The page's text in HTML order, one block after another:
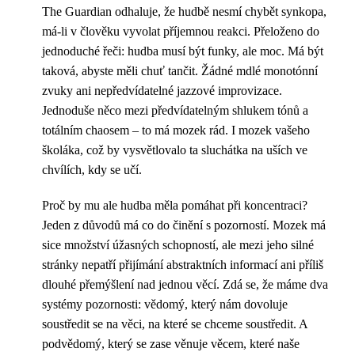
The Guardian odhaluje, že hudbě nesmí chybět synkopa,
má-li v člověku vyvolat příjemnou reakci. Přeloženo do
jednoduché řeči: hudba musí být funky, ale moc. Má být
taková, abyste měli chuť tančit. Žádné mdlé monotónní
zvuky ani nepředvídatelné jazzové improvizace.
Jednoduše něco mezi předvídatelným shlukem tónů a
totálním chaosem – to má mozek rád. I mozek vašeho
školáka, což by vysvětlovalo ta sluchátka na uších ve
chvílích, kdy se učí.
Proč by mu ale hudba měla pomáhat při koncentraci?
Jeden z důvodů má co do činění s pozorností. Mozek má
sice množství úžasných schopností, ale mezi jeho silné
stránky nepatří přijímání abstraktních informací ani příliš
dlouhé přemýšlení nad jednou věcí. Zdá se, že máme dva
systémy pozornosti: vědomý, který nám dovoluje
soustředit se na věci, na které se chceme soustředit. A
podvědomý, který se zase věnuje věcem, které naše